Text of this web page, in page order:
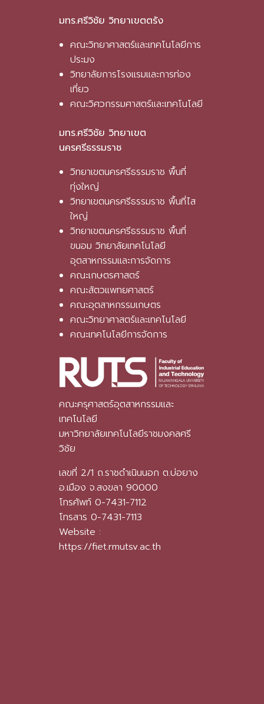
มทร.ศรีวิชัย วิทยาเขตตรัง
คณะวิทยาศาสตร์และเทคโนโลยีการ
ประมง
วิทยาลัยการโรงแรมและการท่อง
เที่ยว
คณะวิศวกรรมศาสตร์และเทคโนโลยี
มทร.ศรีวิชัย วิทยาเขต
นครศรีธรรมราช
วิทยาเขตนครศรีธรรมราช พื้นที่
ทุ่งใหญ่
วิทยาเขตนครศรีธรรมราช พื้นที่ไส
ใหญ่
วิทยาเขตนครศรีธรรมราช พื้นที่
ขนอม วิทยาลัยเทคโนโลยี
อุตสาหกรรมและการจัดการ
คณะเกษตรศาสตร์
คณะสัตวแพทยศาสตร์
คณะอุตสาหกรรมเกษตร
คณะวิทยาศาสตร์และเทคโนโลยี
คณะเทคโนโลยีการจัดการ
คณะครุศาสตร์อุตสาหกรรมและ
เทคโนโลยี
มหาวิทยาลัยเทคโนโลยีราชมงคลศรี
วิชัย
เลขที่ 2/1 ถ.ราชดำเนินนอก ต.บ่อยาง
อ.เมือง จ.สงขลา 90000
โทรศัพท์ 0-7431-7112
โทรสาร 0-7431-7113
Website :
https://fiet.rmutsv.ac.th